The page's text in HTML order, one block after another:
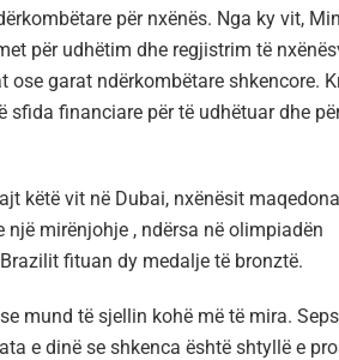
për nxënës. Nga ky vit,
për udhëtim dhe regjistrim të
garat ndërkombëtare shkencore.
financiare për të udhëtuar dhe
këtë vit në Dubai, nxënësit
një mirënjohje , ndërsa në olimpiadën
fituan dy medalje të bronztë.
mund të sjellin kohë më të mira.
e dinë se shkenca është shtyllë e